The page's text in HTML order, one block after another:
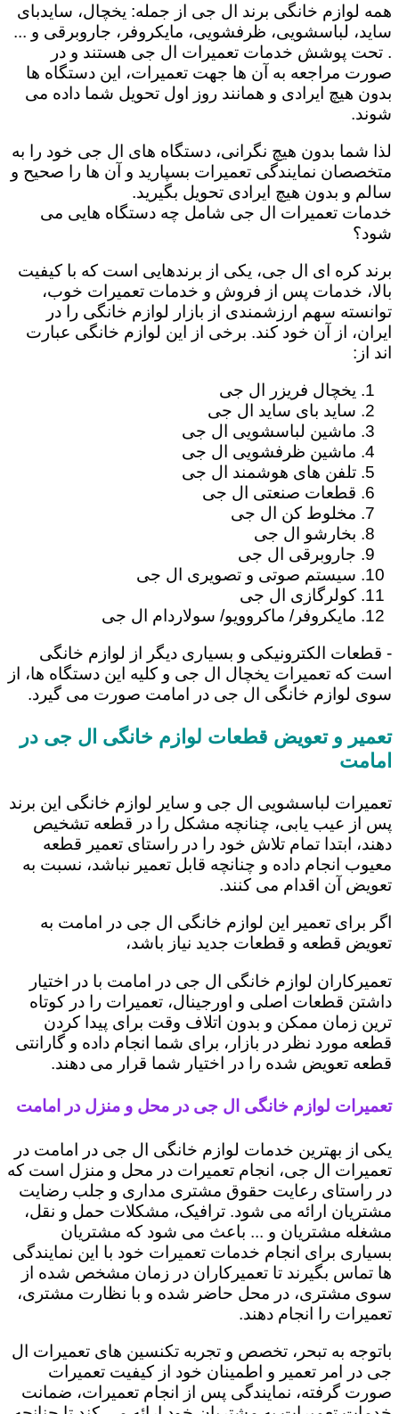
همه لوازم خانگی برند ال جی از جمله: یخچال، سایدبای
ساید، لباسشویی، ظرفشویی، مایکروفر، جاروبرقی و ...
. تحت پوشش خدمات تعمیرات ال جی هستند و در
صورت مراجعه به آن ها جهت تعمیرات، این دستگاه ها
بدون هیچ ایرادی و همانند روز اول تحویل شما داده می
شوند.
لذا شما بدون هیچ نگرانی، دستگاه های ال جی خود را به
متخصصان نمایندگی تعمیرات بسپارید و آن ها را صحیح و
سالم و بدون هیچ ایرادی تحویل بگیرید.
خدمات تعمیرات ال جی شامل چه دستگاه هایی می
شود؟
برند کره ای ال جی، یکی از برندهایی است که با کیفیت
بالا، خدمات پس از فروش و خدمات تعمیرات خوب،
توانسته سهم ارزشمندی از بازار لوازم خانگی را در
ایران، از آن خود کند. برخی از این لوازم خانگی عبارت
اند از:
یخچال فریزر ال جی
ساید بای ساید ال جی
ماشین لباسشویی ال جی
ماشین ظرفشویی ال جی
تلفن های هوشمند ال جی
قطعات صنعتی ال جی
مخلوط کن ال جی
بخارشو ال جی
جاروبرقی ال جی
سیستم صوتی و تصویری ال جی
کولرگازی ال جی
مایکروفر/ ماکروویو/ سولاردام ال جی
- قطعات الکترونیکی و بسیاری دیگر از لوازم خانگی
است که تعمیرات یخچال ال جی و کلیه این دستگاه ها، از
سوی لوازم خانگی ال جی در امامت صورت می گیرد.
تعمیر و تعویض قطعات لوازم خانگی ال جی در
امامت
تعمیرات لباسشویی ال جی و سایر لوازم خانگی این برند
پس از عیب یابی، چنانچه مشکل را در قطعه تشخیص
دهند، ابتدا تمام تلاش خود را در راستای تعمیر قطعه
معیوب انجام داده و چنانچه قابل تعمیر نباشد، نسبت به
تعویض آن اقدام می کنند.
اگر برای تعمیر این لوازم خانگی ال جی در امامت به
تعویض قطعه و قطعات جدید نیاز باشد،
تعمیرکاران لوازم خانگی ال جی در امامت با در اختیار
داشتن قطعات اصلی و اورجینال، تعمیرات را در کوتاه
ترین زمان ممکن و بدون اتلاف وقت برای پیدا کردن
قطعه مورد نظر در بازار، برای شما انجام داده و گارانتی
قطعه تعویض شده را در اختیار شما قرار می دهند.
تعمیرات لوازم خانگی ال جی در محل و منزل در امامت
یکی از بهترین خدمات لوازم خانگی ال جی در امامت در
تعمیرات ال جی، انجام تعمیرات در محل و منزل است که
در راستای رعایت حقوق مشتری مداری و جلب رضایت
مشتریان ارائه می شود. ترافیک، مشکلات حمل و نقل،
مشغله مشتریان و ... باعث می شود که مشتریان
بسیاری برای انجام خدمات تعمیرات خود با این نمایندگی
ها تماس بگیرند تا تعمیرکاران در زمان مشخص شده از
سوی مشتری، در محل حاضر شده و با نظارت مشتری،
تعمیرات را انجام دهند.
باتوجه به تبحر، تخصص و تجربه تکنسین های تعمیرات ال
جی در امر تعمیر و اطمینان خود از کیفیت تعمیرات
صورت گرفته، نمایندگی پس از انجام تعمیرات، ضمانت